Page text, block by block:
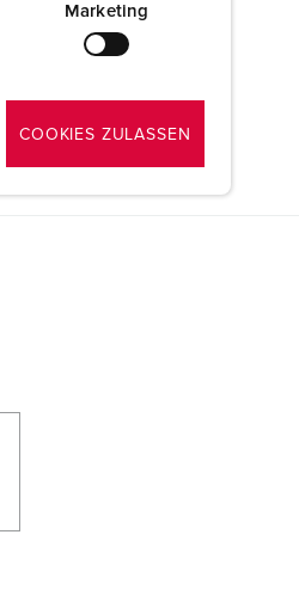
Marketing
COOKIES ZULASSEN